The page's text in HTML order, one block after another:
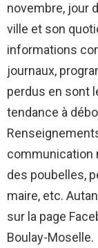
novembre, jour
ville et son
informations
journaux,
perdus en sont
tendance à
communication
des poubelles,
maire, etc.
sur la page
Boulay-Moselle.